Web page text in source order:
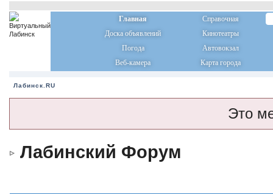
Главная
Справочная
Доска объявлений
Кинотеатры
Погода
Автовокзал
Веб-камера
Карта города
Лабинск.RU
Это
Лабинский Форум